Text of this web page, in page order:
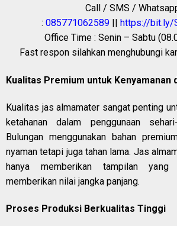
Call / SMS /
: 085771062589||
https://bit.ly/
Office Time : Senin – Sabtu
Fast respon silahkan menghubungi
Kualitas Premium untuk Kenyamanan
Kualitas jas almamater sangat penting
ketahanan dalam penggunaan
Bulungan menggunakan bahan
nyaman tetapi juga tahan lama. Jas
hanya memberikan tampilan
memberikan nilai jangka panjang.
Proses Produksi Berkualitas Tinggi